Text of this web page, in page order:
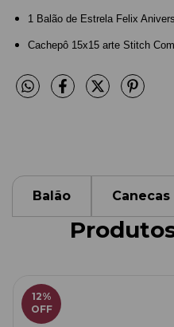
1 Balão de Estrela Felix
Cachepô 15x15 arte Stitch
Balão Canecas
12%
OFF